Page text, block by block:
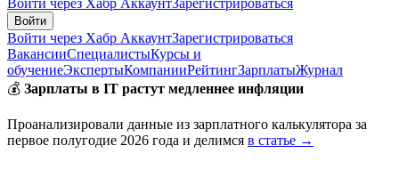
Войти через Хабр АккаунтЗарегистрироваться
Войти
Войти через Хабр АккаунтЗарегистрироваться
ВакансииСпециалистыКурсы и
обучениеЭкспертыКомпанииРейтингЗарплатыЖурнал
💰 Зарплаты в IT растут медленнее инфляции
Проанализировали данные из зарплатного калькулятора за
первое полугодие 2026 года и делимся в статье →